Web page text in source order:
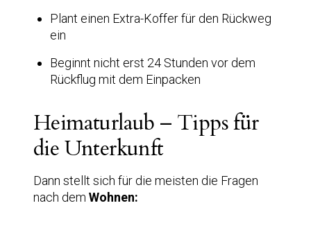
Plant einen Extra-Koffer für den Rückweg
ein
Beginnt nicht erst 24 Stunden vor dem
Rückflug mit dem Einpacken
Heimaturlaub – Tipps für
die Unterkunft
Dann stellt sich für die meisten die Fragen
nach dem Wohnen: